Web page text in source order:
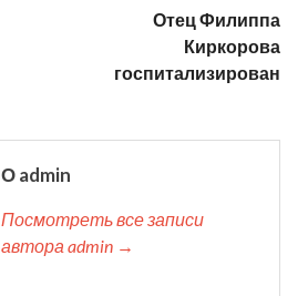
Отец Филиппа
Киркорова
госпитализирован
О admin
Посмотреть все записи
автора admin →